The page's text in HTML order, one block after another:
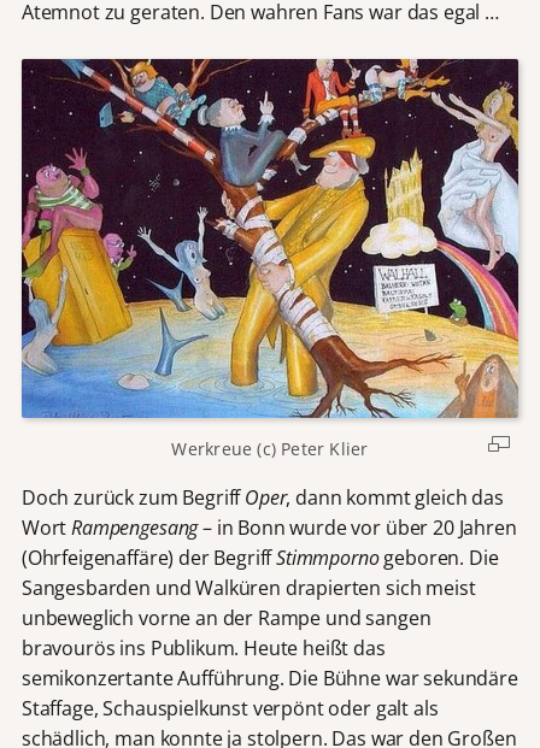
Atemnot zu geraten. Den wahren Fans war das egal …
Werkreue (c) Peter Klier
Doch zurück zum BegriffOper, dann kommt gleich das
WortRampengesang– in Bonn wurde vor über 20 Jahren
(Ohrfeigenaffäre) der BegriffStimmpornogeboren. Die
Sangesbarden und Walküren drapierten sich meist
unbeweglich vorne an der Rampe und sangen
bravourös ins Publikum. Heute heißt das
semikonzertante Aufführung. Die Bühne war sekundäre
Staffage, Schauspielkunst verpönt oder galt als
schädlich, man konnte ja stolpern. Das war den Großen